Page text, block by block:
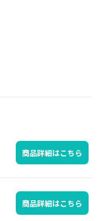
商品詳細はこちら
商品詳細はこちら